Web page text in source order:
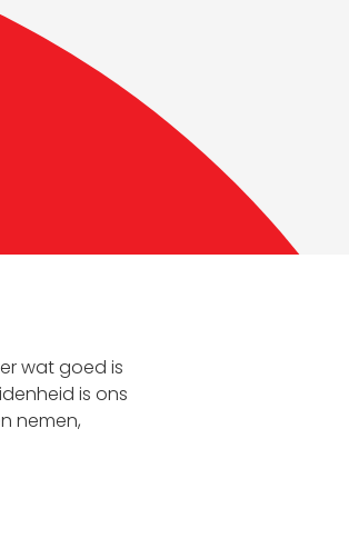
wat goed is
is ons
nemen,